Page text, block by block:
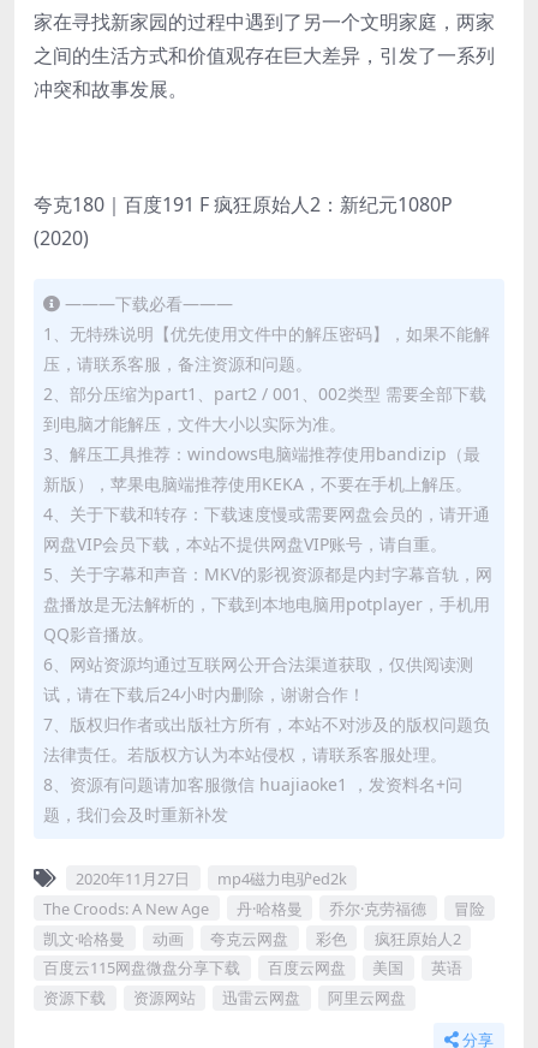
家在寻找新家园的过程中遇到了另一个文明家庭，两家
之间的生活方式和价值观存在巨大差异，引发了一系列
冲突和故事发展。
夸克180｜百度191 F 疯狂原始人2：新纪元1080P
(2020)
———下载必看———
1、无特殊说明【优先使用文件中的解压密码】，如果不能解
压，请联系客服，备注资源和问题。
2、部分压缩为part1、part2 / 001、002类型 需要全部下载
到电脑才能解压，文件大小以实际为准。
3、解压工具推荐：windows电脑端推荐使用bandizip（最
新版），苹果电脑端推荐使用KEKA，不要在手机上解压。
4、关于下载和转存：下载速度慢或需要网盘会员的，请开通
网盘VIP会员下载，本站不提供网盘VIP账号，请自重。
5、关于字幕和声音：MKV的影视资源都是内封字幕音轨，网
盘播放是无法解析的，下载到本地电脑用potplayer，手机用
QQ影音播放。
6、网站资源均通过互联网公开合法渠道获取，仅供阅读测
试，请在下载后24小时内删除，谢谢合作！
7、版权归作者或出版社方所有，本站不对涉及的版权问题负
法律责任。若版权方认为本站侵权，请联系客服处理。
8、资源有问题请加客服微信 huajiaoke1 ，发资料名+问
题，我们会及时重新补发
2020年11月27日
mp4磁力电驴ed2k
The Croods: A New Age
丹·哈格曼 乔尔·克劳福德
冒险
凯文·哈格曼
动画 夸克云网盘 彩色
疯狂原始人2
百度云115网盘微盘分享下载
百度云网盘 美国
英语
资源下载
资源网站 迅雷云网盘 阿里云网盘
分享